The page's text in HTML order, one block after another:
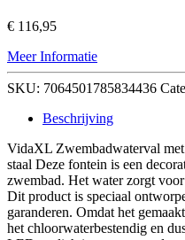
€ 116,95
Meer Informatie
SKU: 7064501785834436
Beschrijving
VidaXL Zwembadwaterval
staal Deze fontein is een
zwembad. Het water zorgt
Dit product is speciaal
garanderen. Omdat het
het chloorwaterbestendig en